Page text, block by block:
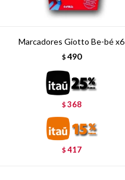
Marcadores Giotto Be-bé x6
$ 490
$368
$417